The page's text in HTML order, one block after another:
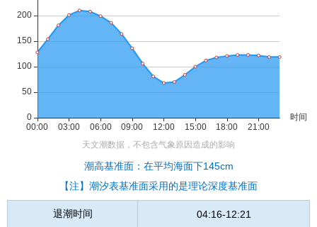
潮高基准面：在平均海面下145cm
【注】潮汐表基准面采用的是理论深度基准面
退潮时间 04:16-12:21